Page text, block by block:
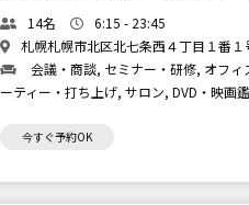
14名
6:15 - 23:45
札幌札幌市北区北七条西４丁目１番
会議・商談, セミナー・研修, オフ
ーティー・打ち上げ, サロン, DVD・映画
今すぐ予約OK